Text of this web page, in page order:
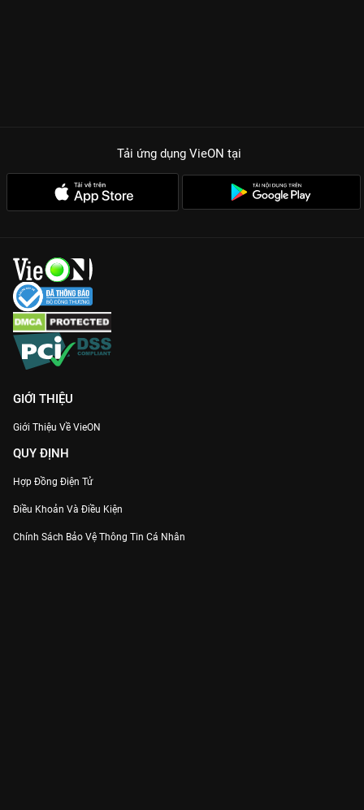
Tải ứng dụng VieON tại
GIỚI THIỆU
Giới Thiệu Về VieON
QUY ĐỊNH
Hợp Đồng Điện Tử
Điều Khoản Và Điều Kiện
Chính Sách Bảo Vệ Thông Tin Cá Nhân